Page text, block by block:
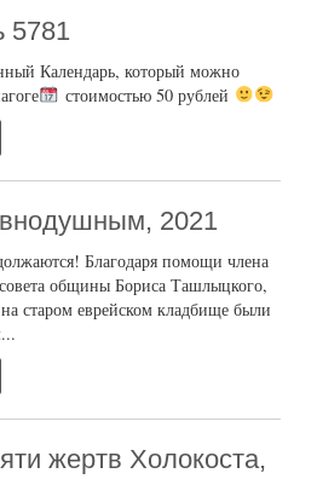
5781
Календарь, который можно
стоимостью 50 рублей
2021
Благодаря помощи члена
общины Бориса Ташлыцкого,
старом еврейском кладбище были
жертв Холокоста,